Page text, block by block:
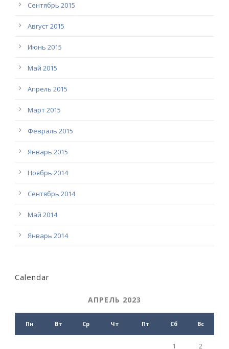
Сентябрь 2015
Август 2015
Июнь 2015
Май 2015
Апрель 2015
Март 2015
Февраль 2015
Январь 2015
Ноябрь 2014
Сентябрь 2014
Май 2014
Январь 2014
Calendar
АПРЕЛЬ 2023
Пн Вт Ср Чт Пт Сб Вс
1 2